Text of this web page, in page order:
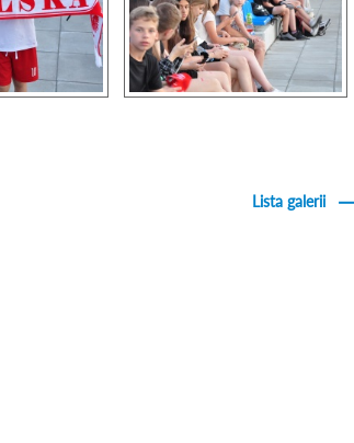
Lista galerii